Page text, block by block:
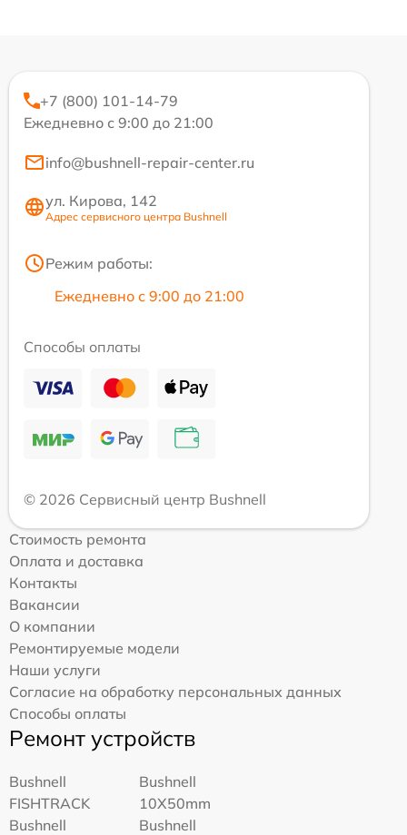
+7 (800) 101-14-79
Ежедневно с 9:00 до 21:00
info@bushnell-repair-center.ru
ул. Кирова, 142
Адрес сервисного центра Bushnell
Режим работы:
Ежедневно с 9:00 до 21:00
Способы оплаты
© 2026 Сервисный центр Bushnell
Стоимость ремонта
Оплата и доставка
Контакты
Вакансии
О компании
Ремонтируемые модели
Наши услуги
Согласие на обработку персональных данных
Способы оплаты
Ремонт устройств
Bushnell
FISHTRACK
Bushnell
10X50mm
Bushnell
Bushnell